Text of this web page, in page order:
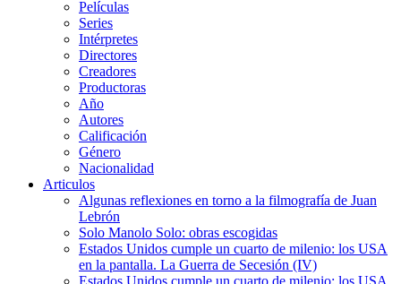
Películas
Series
Intérpretes
Directores
Creadores
Productoras
Año
Autores
Calificación
Género
Nacionalidad
Articulos
Algunas reflexiones en torno a la filmografía de Juan
Lebrón
Solo Manolo Solo: obras escogidas
Estados Unidos cumple un cuarto de milenio: los USA
en la pantalla. La Guerra de Secesión (IV)
Estados Unidos cumple un cuarto de milenio: los USA